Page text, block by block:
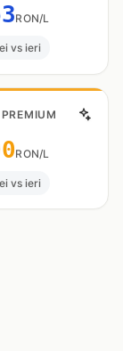
RON/L
vs ieri
RON/L
vs ieri